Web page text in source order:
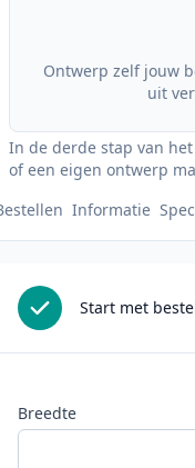
Ontwerp zelf jouw
uit
In de derde stap van
of een eigen ontwerp
Informatie
Start met
Breedte